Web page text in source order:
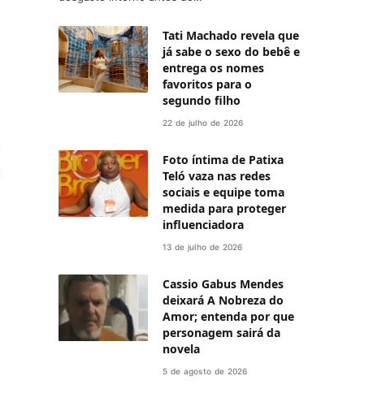
Tati Machado revela que
já sabe o sexo do bebê e
entrega os nomes
favoritos para o
segundo filho
22 de julho de 2026
Foto íntima de Patixa
Teló vaza nas redes
sociais e equipe toma
medida para proteger
influenciadora
13 de julho de 2026
Cassio Gabus Mendes
deixará A Nobreza do
Amor; entenda por que
personagem sairá da
novela
5 de agosto de 2026